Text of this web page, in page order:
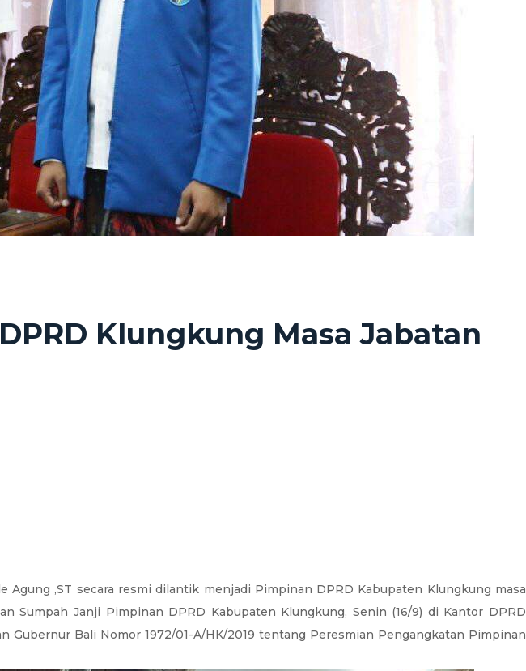
Klungkung Masa Jabatan
Agung ,ST secara resmi dilantik menjadi Pimpinan DPRD Kabupaten Klungkung masa
Sumpah Janji Pimpinan DPRD Kabupaten Klungkung, Senin (16/9) di Kantor DPRD
Bali Nomor 1972/01-A/HK/2019 tentang Peresmian Pengangkatan Pimpinan